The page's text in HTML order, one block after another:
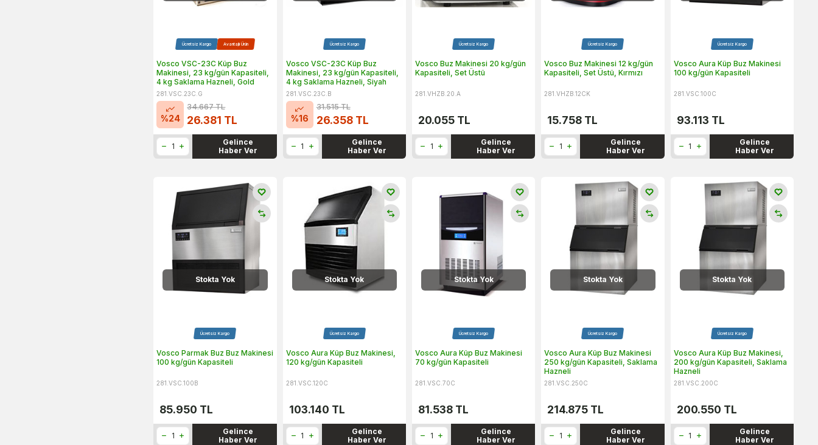
Ücretsiz Kargo Avantajlı Ürün
Vosco VSC-23C Küp Buz
Makinesi, 23 kg/gün Kapasiteli,
4 kg Saklama Hazneli, Gold
281.VSC.23C.G
%24
34.667TL
26.381 TL
Gelince
Haber Ver
Ücretsiz Kargo
Vosco VSC-23C Küp Buz
Makinesi, 23 kg/gün Kapasiteli,
4 kg Saklama Hazneli, Siyah
281.VSC.23C.B
%16
31.515TL
26.358TL
Gelince
Haber Ver
Ücretsiz Kargo
Vosco Buz Makinesi 20 kg/gün
Kapasiteli, Set Üstü
281.VHZB.20.A
20.055TL
Gelince
Haber Ver
Ücretsiz Kargo
Vosco Buz Makinesi 12 kg/gün
Kapasiteli, Set Üstü, Kırmızı
281.VHZB.12CK
15.758 TL
Gelince
Haber Ver
Ücretsiz Kargo
Vosco Aura Küp Buz Makinesi
100 kg/gün Kapasiteli
281.VSC.100C
93.113 TL
Gelince
Haber Ver
Stokta Yok
Ücretsiz Kargo
Vosco Parmak Buz Buz Makinesi
100 kg/gün Kapasiteli
281.VSC.100B
85.950 TL
Gelince
Haber Ver
Stokta Yok
Ücretsiz Kargo
Vosco Aura Küp Buz Makinesi,
120 kg/gün Kapasiteli
281.VSC.120C
103.140 TL
Gelince
Haber Ver
Stokta Yok
Ücretsiz Kargo
Vosco Aura Küp Buz Makinesi
70 kg/gün Kapasiteli
281.VSC.70C
81.538TL
Gelince
Haber Ver
Stokta Yok
Ücretsiz Kargo
Vosco Aura Küp Buz Makinesi
250 kg/gün Kapasiteli, Saklama
Hazneli
281.VSC.250C
214.875 TL
Gelince
Haber Ver
Stokta Yok
Ücretsiz Kargo
Vosco Aura Küp Buz Makinesi,
200 kg/gün Kapasiteli, Saklama
Hazneli
281.VSC.200C
200.550 TL
Gelince
Haber Ver